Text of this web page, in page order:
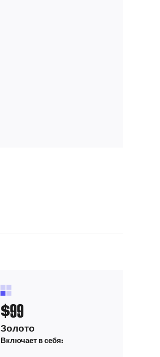
$99
Золото
Включает в себя: